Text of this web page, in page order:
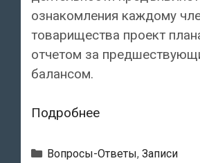
ознакомления каждому
товарищества проект
отчетом за
балансом.
ПодробнееИмеет
право
Рубрики
Вопросы-Ответы, Записи